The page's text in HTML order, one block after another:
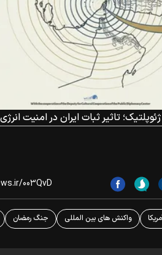
تاثیر ثبات ایران در امنیت
003QvD
واکنش های بین المللی جنگ رمضان